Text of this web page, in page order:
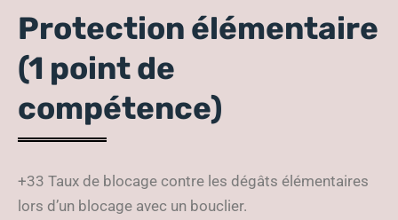
Protection élémentaire
(1 point de
compétence)
+33 Taux de blocage contre les dégâts élémentaires
lors d’un blocage avec un bouclier.